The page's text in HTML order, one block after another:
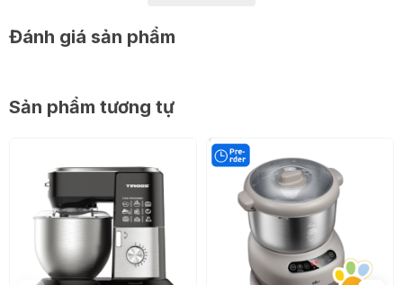
loại đồ ăn đã bóc dở như bim bim, túi bánh, kẹo,....
Đánh giá sản phẩm
Sản phẩm tương tự